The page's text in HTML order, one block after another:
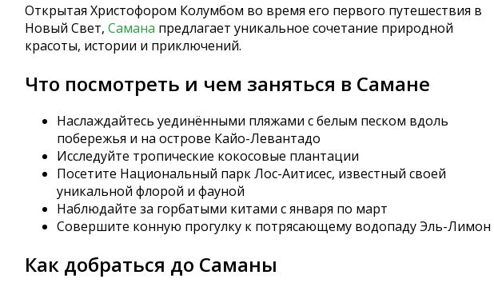
Открытая Христофором Колумбом во время его первого путешествия в
Новый Свет, Самана предлагает уникальное сочетание природной
красоты, истории и приключений.
Что посмотреть и чем заняться в Самане
Наслаждайтесь уединёнными пляжами с белым песком вдоль
побережья и на острове Кайо-Левантадо
Исследуйте тропические кокосовые плантации
Посетите Национальный парк Лос-Аитисес, известный своей
уникальной флорой и фауной
Наблюдайте за горбатыми китами с января по март
Совершите конную прогулку к потрясающему водопаду Эль-Лимон
Как добраться до Саманы